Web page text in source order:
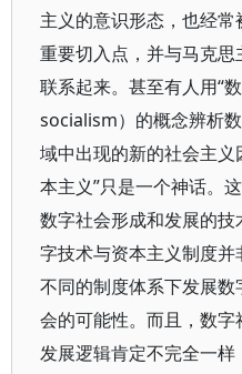
主义的意识形态，也经
重要切入点，并与马克
联系起来。甚至有人用“
socialism）的概念辨析
域中出现的新的社会主义
本主义”只是一个神话。
数字社会形成和发展的
字技术与资本主义制度
不同的制度体系下发展
会的可能性。而且，数
发展逻辑肯定不完全一